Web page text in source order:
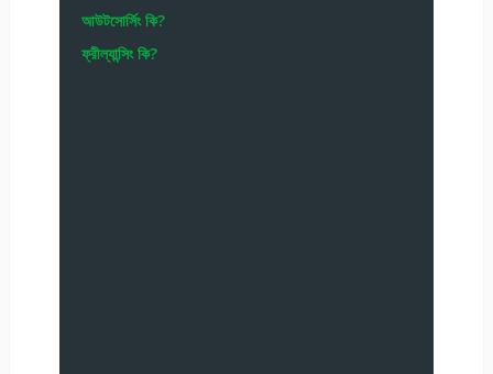
আউটসোর্সিং কি?
ফ্রীল্যান্সিং কি?